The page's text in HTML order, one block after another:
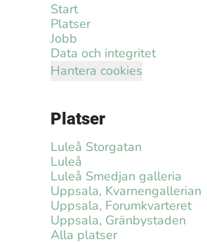
Start
Platser
Jobb
Data och integritet
Hantera cookies
Platser
Luleå Storgatan
Luleå
Luleå Smedjan galleria
Uppsala, Kvarnengallerian
Uppsala, Forumkvarteret
Uppsala, Gränbystaden
Alla platser